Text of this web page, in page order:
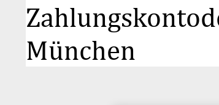
München